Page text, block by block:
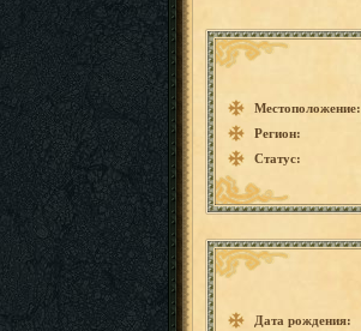
Местоположение:
Регион:
Статус:
Дата рождения: